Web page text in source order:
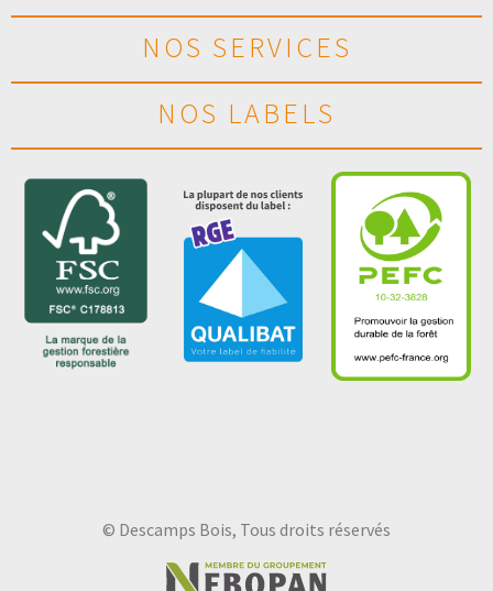
NOS SERVICES
NOS LABELS
© Descamps Bois, Tous droits réservés